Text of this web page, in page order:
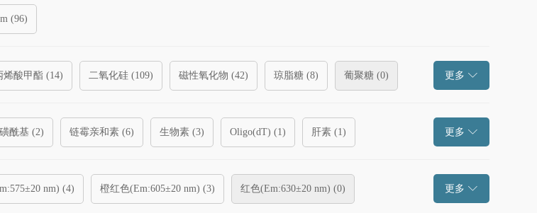
(96)
烯酸甲酯 (14) 二氧化硅 (109) 磁性氧化物 (42) 琼脂糖 (8) 葡聚糖 (0) 更多
酰基 (2) 链霉亲和素 (6) 生物素 (3) Oligo(dT) (1) 肝素 (1)
Ni-TED (1) 亲水亲脂平衡型 (0) 弱阳离子交换型 (0) 溴代 (3)
更多
nm) (4) 橙红色(Em:605±20 nm) (3) 红色(Em:630±20 nm) (0) 更多